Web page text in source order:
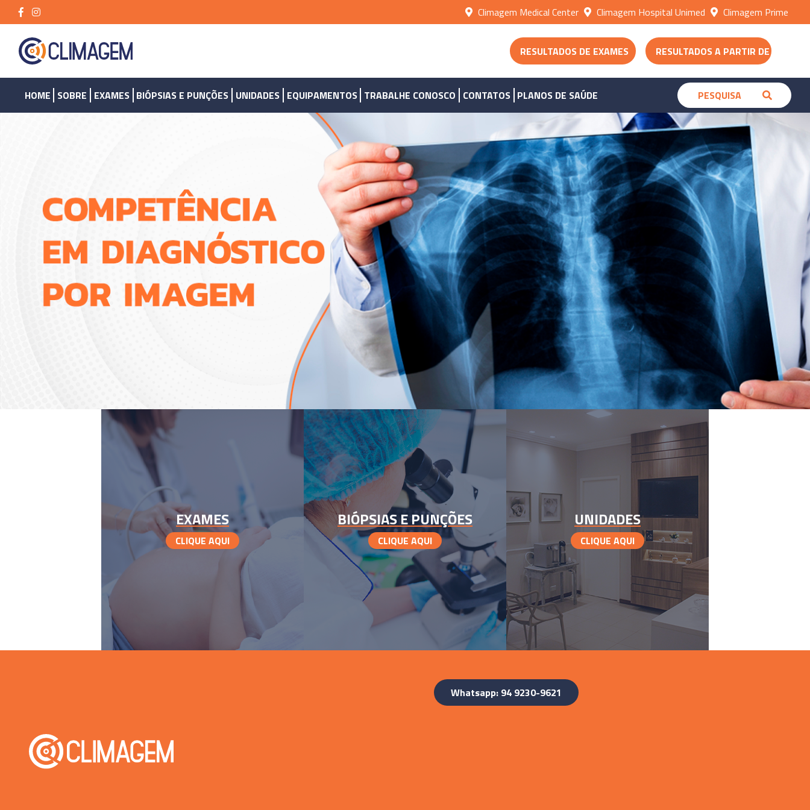
Climagem Medical Center Climagem Hospital Unimed Climagem Prime
RESULTADOS DE EXAMES RESULTADOS A PARTIR DE 30/06
HOME SOBRE EXAMES BIÓPSIAS E PUNÇÕES UNIDADES EQUIPAMENTOS TRABALHE CONOSCO CONTATOS PLANOS DE SAÚDE
EXAMES
CLIQUE AQUI
BIÓPSIAS E PUNÇÕES
CLIQUE AQUI
UNIDADES
CLIQUE AQUI
Whatsapp: 94 9230-9621